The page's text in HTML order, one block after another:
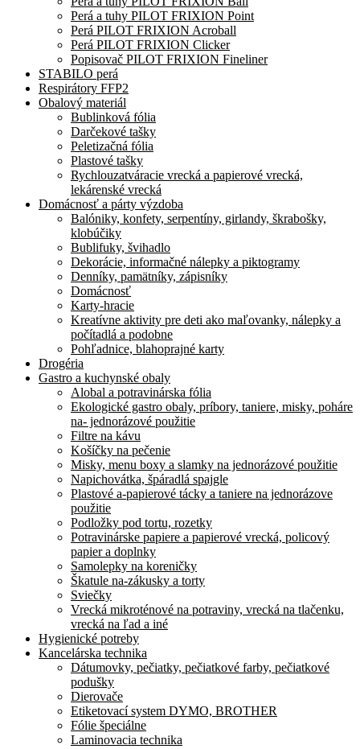
Perá a tuhy PILOT FRIXION Point
Perá PILOT FRIXION Acroball
Perá PILOT FRIXION Clicker
Popisovač PILOT FRIXION Fineliner
STABILO perá
Respirátory FFP2
Obalový materiál
Bublinková fólia
Darčekové tašky
Peletizačná fólia
Plastové tašky
Rychlouzatváracie vrecká a papierové vrecká,
lekárenské vrecká
Domácnosť a párty výzdoba
Balóniky, konfety, serpentíny, girlandy, škrabošky,
klobúčiky
Bublifuky, švihadlo
Dekorácie, informačné nálepky a piktogramy
Denníky, pamätníky, zápisníky
Domácnosť
Karty-hracie
Kreatívne aktivity pre deti ako maľovanky, nálepky a
počítadlá a podobne
Pohľadnice, blahoprajné karty
Drogéria
Gastro a kuchynské obaly
Alobal a potravinárska fólia
Ekologické gastro obaly, príbory, taniere, misky, poháre
na- jednorázové použitie
Filtre na kávu
Košíčky na pečenie
Misky, menu boxy a slamky na jednorázové použitie
Napichovátka, špáradlá spajgle
Plastové a-papierové tácky a taniere na jednorázove
použitie
Podložky pod tortu, rozetky
Potravinárske papiere a papierové vrecká, policový
papier a doplnky
Samolepky na koreničky
Škatule na-zákusky a torty
Sviečky
Vrecká mikroténové na potraviny, vrecká na tlačenku,
vrecká na ľad a iné
Hygienické potreby
Kancelárska technika
Dátumovky, pečiatky, pečiatkové farby, pečiatkové
podušky
Dierovače
Etiketovací system DYMO, BROTHER
Fólie špeciálne
Laminovacia technika